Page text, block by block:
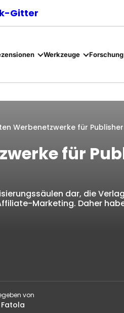
Gitter
Werkzeuge
Werbenetzwerke für
für
dar, die
Marketing. Daher
von